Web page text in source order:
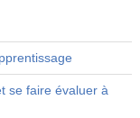
se faire évaluer à